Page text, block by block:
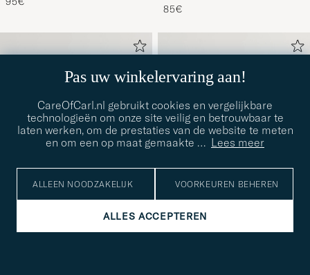
85€
Pas uw winkelervaring aan!
CareOfCarl.nl gebruikt cookies en vergelijkbare
technologieën om onze site veilig en betrouwbaar te
laten werken, om de prestaties van de website te meten
en om een op maat gemaakte … Lees meer
ALLEEN NOODZAKELIJK VOORKEUREN BEHEREN
ALLES ACCEPTEREN